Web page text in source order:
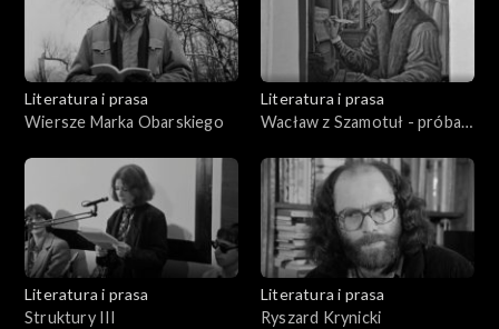
Literatura i prasa
Wiersze Marka Obarskiego
Literatura i prasa
Wacław z Szamotuł - próba
Literatura i prasa
Struktury III
Literatura i prasa
Ryszard Krynicki